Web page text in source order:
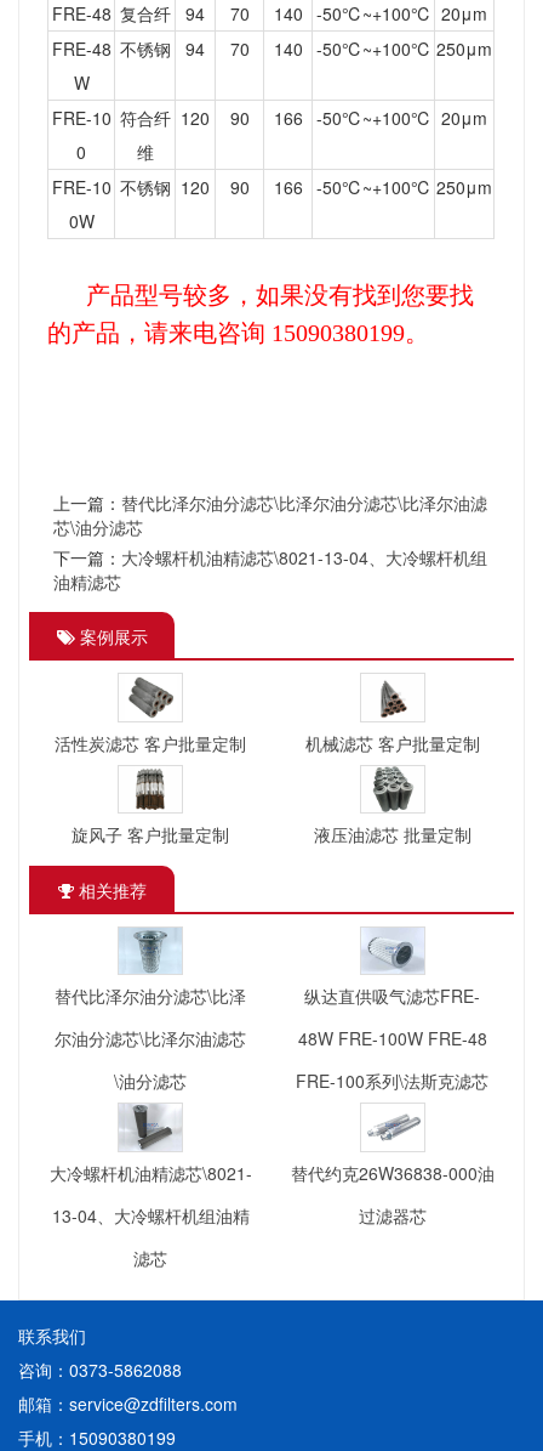
FRE-48 复合纤 94 70 140 -50℃~+100℃ 20μm
FRE-48
W
不锈钢 94 70 140 -50℃~+100℃ 250μm
FRE-10
0
符合纤
维
120 90 166 -50℃~+100℃ 20μm
FRE-10
0W
不锈钢 120 90 166 -50℃~+100℃ 250μm
产品型号较多，如果没有找到您要找
的产品，请来电咨询 15090380199。
上一篇：替代比泽尔油分滤芯\比泽尔油分滤芯\比泽尔油滤
芯\油分滤芯
下一篇： 大冷螺杆机油精滤芯\8021-13-04、大冷螺杆机组
油精滤芯
案例展示
活性炭滤芯 客户批量定制 机械滤芯 客户批量定制
旋风子 客户批量定制 液压油滤芯 批量定制
相关推荐
替代比泽尔油分滤芯\比泽
尔油分滤芯\比泽尔油滤芯
\油分滤芯
纵达直供吸气滤芯FRE-
48W FRE-100W FRE-48
FRE-100系列\法斯克滤芯
大冷螺杆机油精滤芯\8021-
13-04、大冷螺杆机组油精
滤芯
替代约克26W36838-000油
过滤器芯
联系我们
咨询：0373-5862088
邮箱：service@zdfilters.com
手机：15090380199